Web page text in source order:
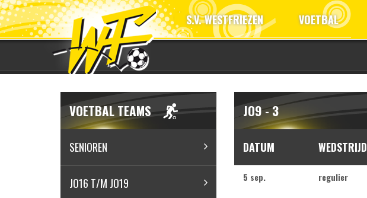
S.V. WESTFRIEZEN VOETBAL
VOETBAL TEAMS
SENIOREN
JO16 T/M JO19
JO9 - 3
DATUM WEDSTRIJD
5 sep. regulier